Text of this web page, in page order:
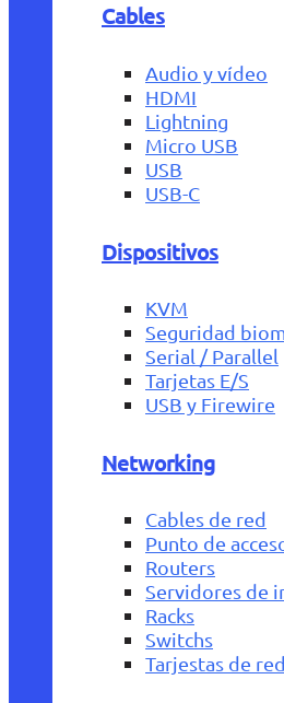
Cables
Audio y vídeo
HDMI
Lightning
Micro USB
USB
USB-C
Dispositivos
KVM
Seguridad
Serial / Parallel
Tarjetas E/S
USB y Firewire
Networking
Cables de red
Punto de
Routers
Servidores de
Racks
Switchs
Tarjestas de red